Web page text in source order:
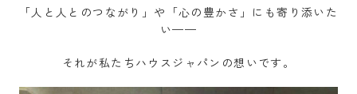
「人と人とのつながり」や「心の豊かさ」にも寄り添いた
い——
それが私たちハウスジャパンの想いです。